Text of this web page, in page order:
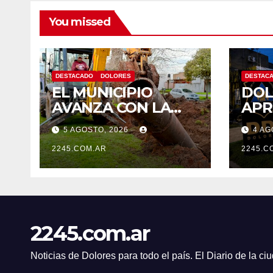
You missed
DESTACADO DOLORES
EL MUNICIPIO
AVANZA CON LA
LIMPIEZA Y
MANTENIMIENTO
DE DESAGÜES
5 AGOSTO, 2026
2245.COM.AR
UN
4
2245.com.ar
Noticias de Dolores para todo el país. El Diario de la